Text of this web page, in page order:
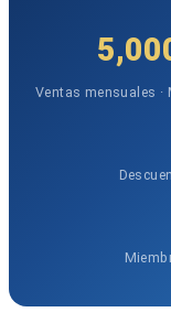
Ventas mensuales ·